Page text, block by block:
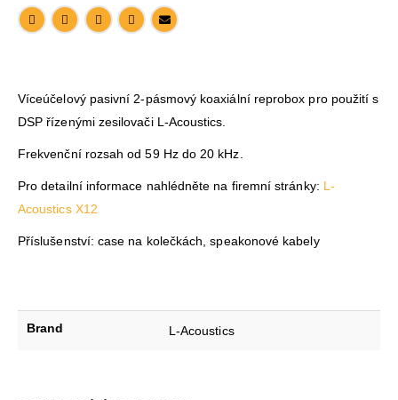
Víceúčelový pasivní 2-pásmový koaxiální reprobox pro použití s
DSP řízenými zesilovači L-Acoustics.
Frekvenční rozsah od 59 Hz do 20 kHz.
Pro detailní informace nahlédněte na firemní stránky: L-
Acoustics X12
Příslušenství: case na kolečkách, speakonové kabely
Brand L-Acoustics